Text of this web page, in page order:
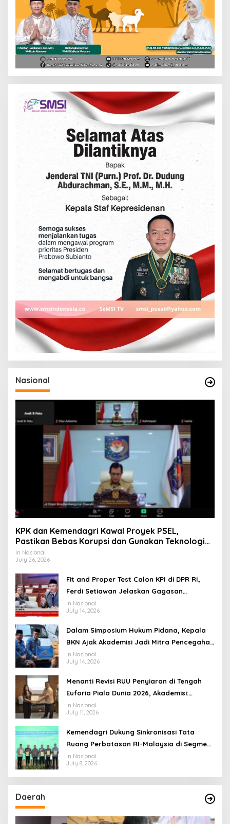
Nasional
KPK dan Kemendagri Kawal Proyek PSEL,
Pastikan Bebas Korupsi dan Gunakan Teknologi
Ramah Lingkungan
In Nasional
July 26, 2026
Fit and Proper Test Calon KPI di DPR RI,
Ferdi Setiawan Jelaskan Gagasan
Transformasi Menuju Ekosistem Penyiaran
yang Adaptif
In Nasional
July 14, 2026
Dalam Simposium Hukum Pidana, Kepala
BKN Ajak Akademisi Jadi Mitra Pencegahan
Tindak Pidana di Birokrasi
In Nasional
July 14, 2026
Menanti Revisi RUU Penyiaran di Tengah
Euforia Piala Dunia 2026, Akademisi:
Jangan Terus Jadi “Messi dan Ronaldo”
Legislasi
In Nasional
July 11, 2026
Kemendagri Dukung Sinkronisasi Tata
Ruang Perbatasan RI-Malaysia di Segmen
Sinapad-Sesai
In Nasional
July 8, 2026
Daerah